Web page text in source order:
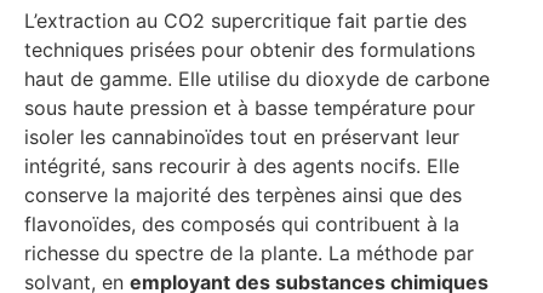
L’extraction au CO2 supercritique fait partie des
techniques prisées pour obtenir des formulations
haut de gamme. Elle utilise du dioxyde de carbone
sous haute pression et à basse température pour
isoler les cannabinoïdes tout en préservant leur
intégrité, sans recourir à des agents nocifs. Elle
conserve la majorité des terpènes ainsi que des
flavonoïdes, des composés qui contribuent à la
richesse du spectre de la plante. La méthode par
solvant, en employant des substances chimiques